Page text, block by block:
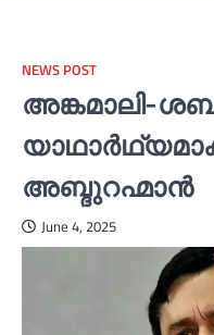
NEWS POST
അങ്കമാലി-
അബ്ദുറഹ്മാൻ
June 4, 2025